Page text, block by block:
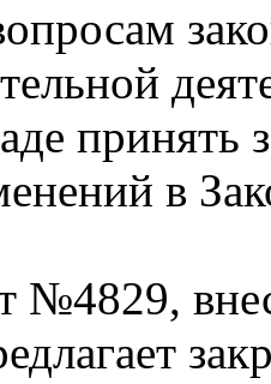
принять
в
№4829,